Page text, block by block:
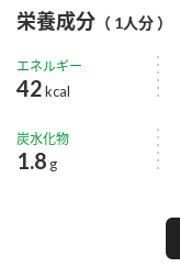
栄養成分 （ 1人分 ）
エネルギー
42kcal
炭水化物
1.8 g